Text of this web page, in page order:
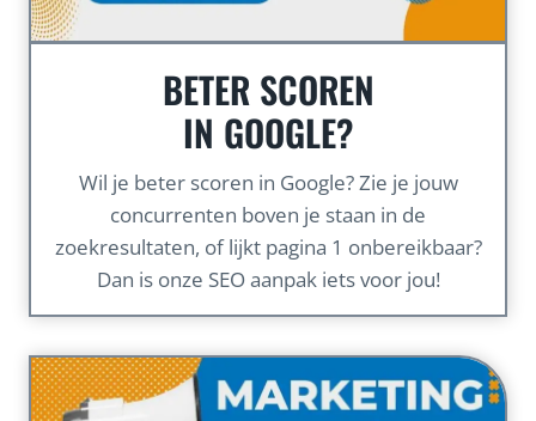
BETER SCOREN
IN GOOGLE?
Wil je beter scoren in Google? Zie je jouw
concurrenten boven je staan in de
zoekresultaten, of lijkt pagina 1 onbereikbaar?
Dan is onze SEO aanpak iets voor jou!